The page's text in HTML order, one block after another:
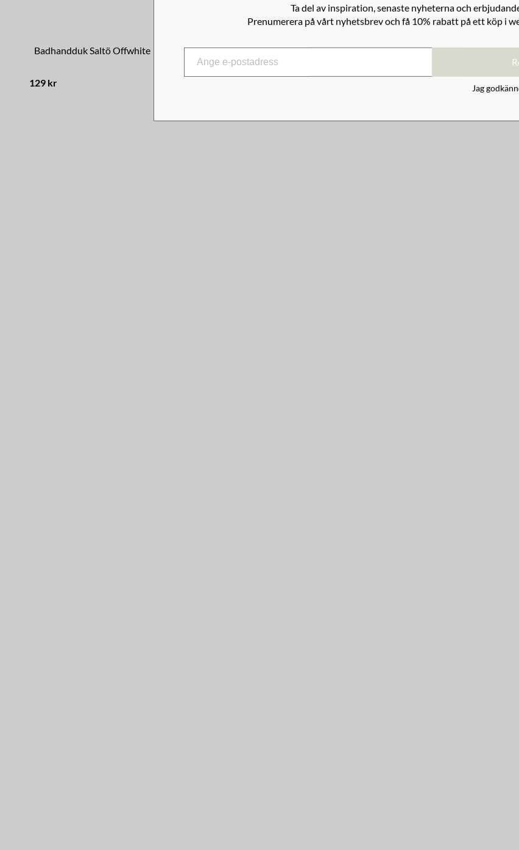
Badhandduk Saltö Offwhite
129 kr
Badhandduk Saltö Rosa Badhandduk Saltö
Ta del av inspiration, senaste nyheterna och
Prenumerera på vårt nyhetsbrev och få 10% rabatt på ett köp i
Jag